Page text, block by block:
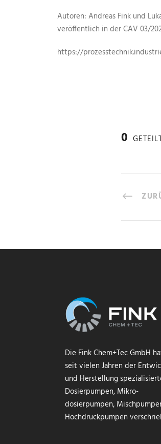
Autoren: Andreas Fink und
veröffentlich in der CAV 03/
https://
0
Die Fink Chem+Tec GmbH
seit vielen Jahren der
und Herstellung
Dosierpumpen, Mikro-
dosierpumpen,
Hochdruckpumpen